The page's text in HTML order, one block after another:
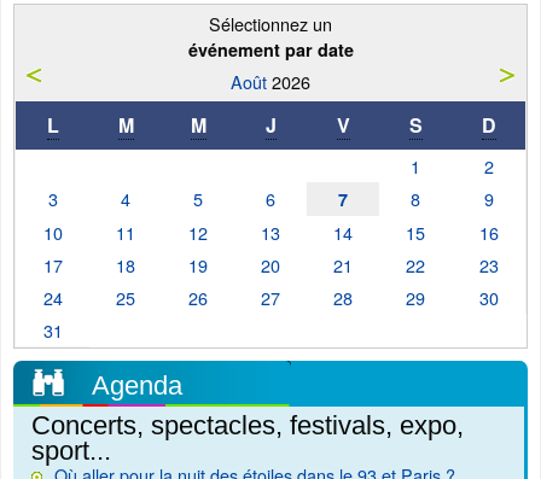
Sélectionnez un
événement par date
Août2026
L M M J V S D
1
2
3
4 5 6 7 8
9
10
11 12 13 14 15
16
17
18 19 20 21 22
23
24
25 26 27 28 29
30
31
Agenda
Concerts, spectacles, festivals, expo,
sport...